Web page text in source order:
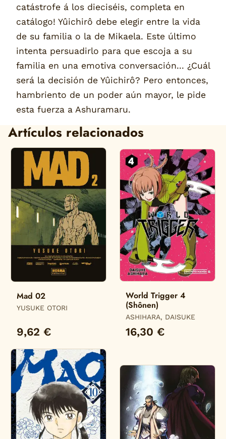
catástrofe á los dieciséis, completa en
catálogo! Yûichirô debe elegir entre la vida
de su familia o la de Mikaela. Este último
intenta persuadirlo para que escoja a su
familia en una emotiva conversación... ¿Cuál
será la decisión de Yûichirô? Pero entonces,
hambriento de un poder aún mayor, le pide
esta fuerza a Ashuramaru.
Artículos relacionados
Mad 02
YUSUKE OTORI
9,62 €
World Trigger 4
(Shônen)
ASHIHARA, DAISUKE
16,30 €